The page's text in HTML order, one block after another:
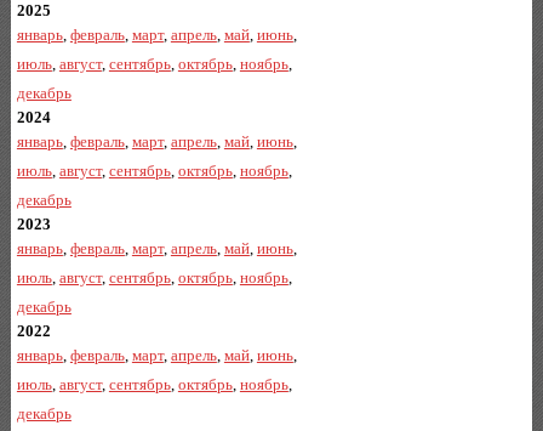
2025
январь, февраль, март, апрель, май, июнь,
июль, август, сентябрь, октябрь, ноябрь,
декабрь
2024
январь, февраль, март, апрель, май, июнь,
июль, август, сентябрь, октябрь, ноябрь,
декабрь
2023
январь, февраль, март, апрель, май, июнь,
июль, август, сентябрь, октябрь, ноябрь,
декабрь
2022
январь, февраль, март, апрель, май, июнь,
июль, август, сентябрь, октябрь, ноябрь,
декабрь